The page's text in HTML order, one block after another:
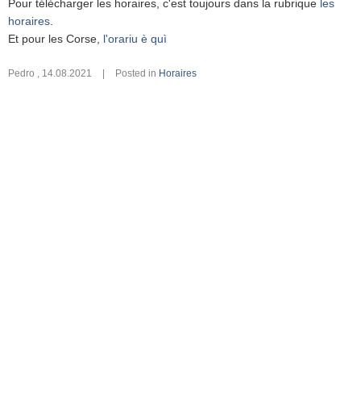
Pour télécharger les horaires, c'est toujours dans la rubrique les
horaires
Et pour les Corse, l'orariu è quì
Pedro , 14.08.2021 Posted in Horaires